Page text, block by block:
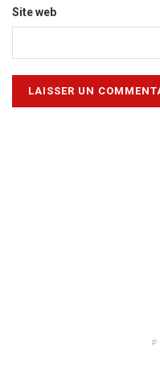
Site web